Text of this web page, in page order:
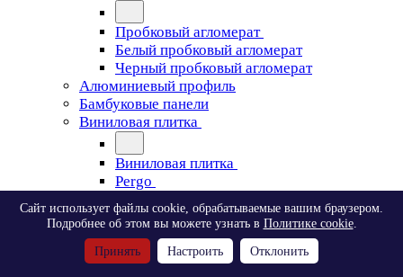
Пробковый агломерат
Белый пробковый агломерат
Черный пробковый агломерат
Алюминиевый профиль
Бамбуковые панели
Виниловая плитка
Виниловая плитка
Pergo
Pergo
Classic Plank Optimum Glue
Modern Plank Optimum Glue
Сайт использует файлы cookie, обрабатываемые вашим браузером.
Подробнее об этом вы можете узнать в Политике cookie.
Принять Настроить Отклонить